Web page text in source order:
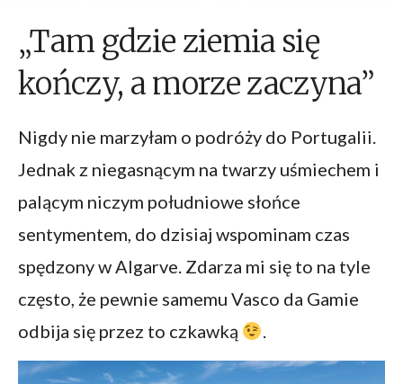
„Tam gdzie ziemia się
kończy, a morze zaczyna”
Nigdy nie marzyłam o podróży do Portugalii.
Jednak z niegasnącym na twarzy uśmiechem i
palącym niczym południowe słońce
sentymentem, do dzisiaj wspominam czas
spędzony w Algarve. Zdarza mi się to na tyle
często, że pewnie samemu Vasco da Gamie
odbija się przez to czkawką
.